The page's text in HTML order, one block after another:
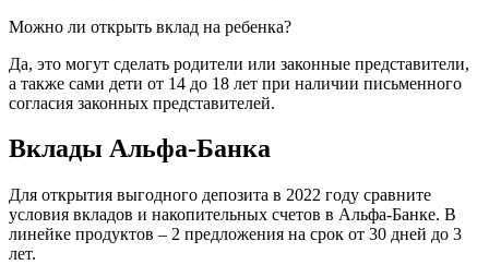
Можно ли открыть вклад на ребенка?
Да, это могут сделать родители или законные представители,
а также сами дети от 14 до 18 лет при наличии письменного
согласия законных представителей.
Вклады Альфа-Банка
Для открытия выгодного депозита в 2022 году сравните
условия вкладов и накопительных счетов в Альфа-Банке. В
линейке продуктов – 2 предложения на срок от 30 дней до 3
лет.